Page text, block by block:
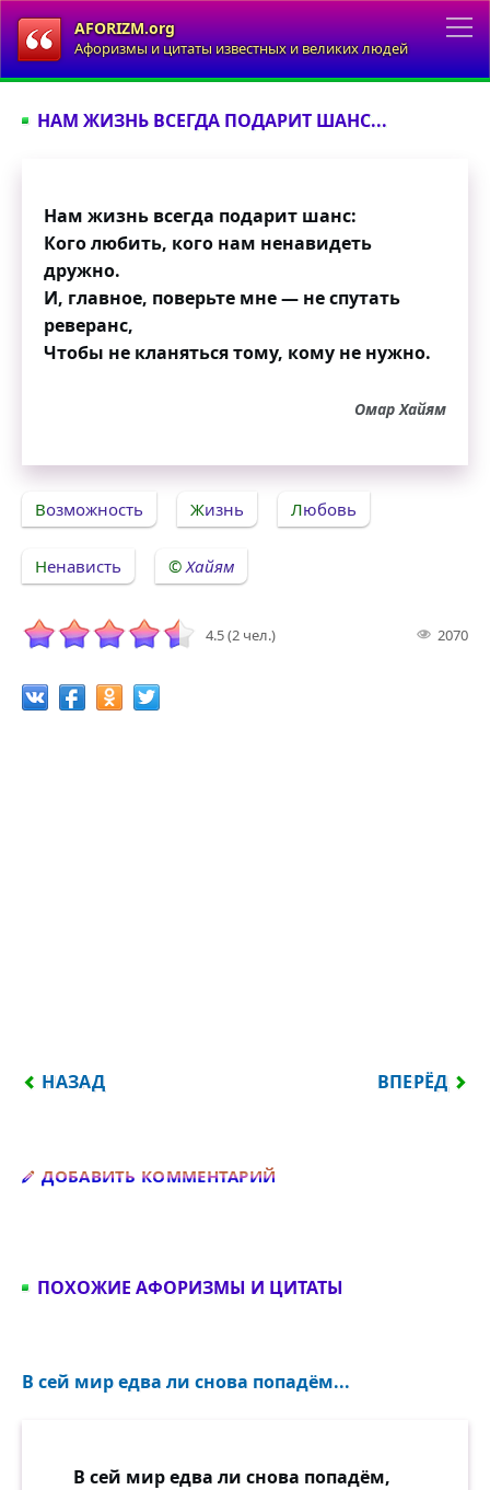
AFORIZM.org
Афоризмы и цитаты известных и великих людей
НАМ ЖИЗНЬ ВСЕГДА ПОДАРИТ ШАНС...
Нам жизнь всегда подарит шанс:
Кого любить, кого нам ненавидеть
дружно.
И, главное, поверьте мне — не спутать
реверанс,
Чтобы не кланяться тому, кому не нужно.
Омар Хайям
Возможность Жизнь Любовь
Ненависть Хайям
4.5 (2 чел.) 2070
ПРЕДЫДУЩИЙ: НЕ ЗАВИДУЙ ТОМУ, КТО СИЛЁН И
НАЗАД ВПЕРЁД
ДОБАВИТЬ КОММЕНТАРИЙ
ПОХОЖИЕ АФОРИЗМЫ И ЦИТАТЫ
В сей мир едва ли снова попадём...
В сей мир едва ли снова попадём,